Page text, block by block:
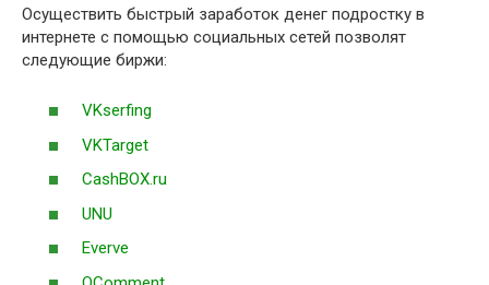
Осуществить быстрый заработок денег подростку в
интернете с помощью социальных сетей позволят
следующие биржи:
VKserfing
VKTarget
CashBOX.ru
UNU
Everve